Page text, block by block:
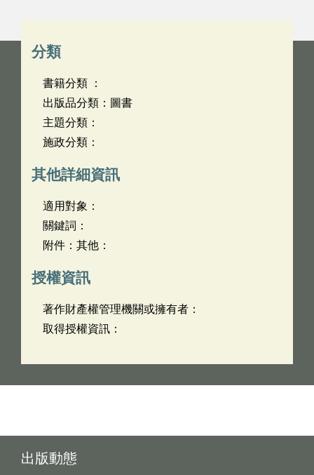
分類
書籍分類 ：
出版品分類：圖書
主題分類：
施政分類：
其他詳細資訊
適用對象：
關鍵詞：
附件：其他：
授權資訊
著作財產權管理機關或擁有者：
取得授權資訊：
出版動態